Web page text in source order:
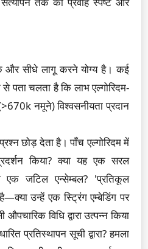
और सीधे लागू करने योग्य है। कई
पता चलता है कि लाभ एल्गोरिदम-
नमूने) विश्वसनीयता प्रदान
छोड़ देता है। पाँच एल्गोरिदम में
किया? क्या यह एक सरल
एक जटिल एन्सेम्बल? 'प्रतिकूल
उन्हें एक स्ट्रिंग एम्बेडिंग पर
विधि द्वारा उत्पन्न किया
प्रतिस्थापन सूची द्वारा? हमला